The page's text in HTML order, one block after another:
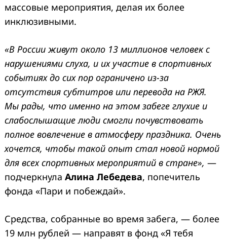
массовые мероприятия, делая их более
инклюзивными.
«В России живут около 13 миллионов человек с
нарушениями слуха, и их участие в спортивных
событиях до сих пор ограничено из-за
отсутствия субтитров или перевода на РЖЯ.
Мы рады, что именно на этом забеге глухие и
слабослышащие люди смогли почувствовать
полное вовлечение в атмосферу праздника. Очень
хочется, чтобы такой опыт стал новой нормой
для всех спортивных мероприятий в стране», —
подчеркнула Алина Лебедева, попечитель
фонда «Пари и побеждай».
Средства, собранные во время забега, — более
19 млн рублей — направят в фонд «Я тебя